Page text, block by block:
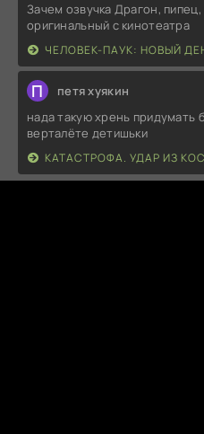
Зачем озвучка Драгон, пипец,
оригинальный с кинотеатра
ЧЕЛОВЕК-ПАУК: НОВЫЙ
П петя хуякин
нада такую хрень придумать
верталёте детишьки
КАТАСТРОФА. УДАР ИЗ